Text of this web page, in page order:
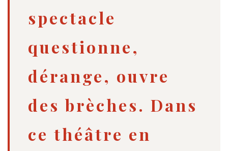
spectacle
questionne,
dérange, ouvre
des brèches. Dans
ce théâtre en